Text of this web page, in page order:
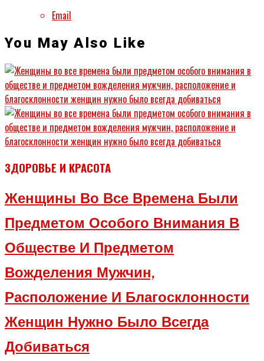
Email
You May Also Like
ЗДОРОВЬЕ И КРАСОТА
Женщины Во Все Времена Были
Предметом Особого Внимания В
Обществе И Предметом
Вожделения Мужчин,
Расположение И Благосклонности
Женщин Нужно Было Всегда
Добиваться